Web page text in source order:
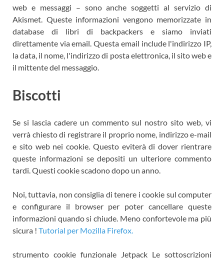
web e messaggi – sono anche soggetti al servizio di
Akismet. Queste informazioni vengono memorizzate in
database di libri di backpackers e siamo inviati
direttamente via email. Questa email include l'indirizzo IP,
la data, il nome, l'indirizzo di posta elettronica, il sito web e
il mittente del messaggio.
Biscotti
Se si lascia cadere un commento sul nostro sito web, vi
verrà chiesto di registrare il proprio nome, indirizzo e-mail
e sito web nei cookie. Questo eviterà di dover rientrare
queste informazioni se depositi un ulteriore commento
tardi. Questi cookie scadono dopo un anno.
Noi, tuttavia, non consiglia di tenere i cookie sul computer
e configurare il browser per poter cancellare queste
informazioni quando si chiude. Meno confortevole ma più
sicura ! Tutorial per Mozilla Firefox.
strumento cookie funzionale Jetpack Le sottoscrizioni